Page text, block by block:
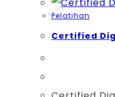
Pelatihan
Certified